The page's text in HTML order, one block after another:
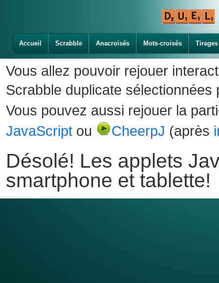
Accueil Scrabble Anacroisés Mots-croisés Tirages
Vous allez pouvoir rejouer
Scrabble duplicate sélectionnées
Vous pouvez aussi rejouer la
JavaScript ou CheerpJ (après
Désolé! Les applets
smartphone et tablette!